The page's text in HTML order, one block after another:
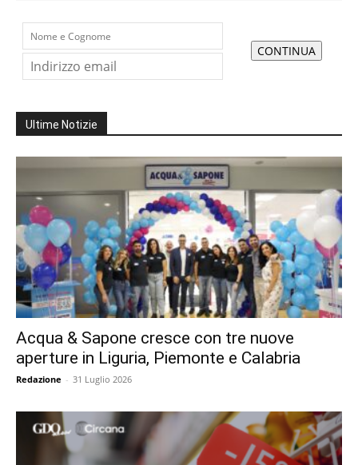
Ultime Notizie
Acqua & Sapone cresce con tre nuove
aperture in Liguria, Piemonte e Calabria
Redazione - 31 Luglio 2026